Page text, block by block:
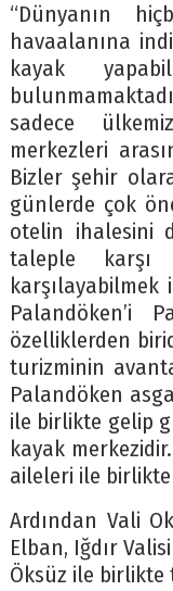
“Dünyanın
havaalanına
kayak
sadece
merkezleri
Bizler şehir
günlerde çok
otelin ihalesini
taleple karşı
karşılayabilmek
Palandöken’i
özelliklerden
turizminin
Palandöken
ile birlikte gelip
kayak
aileleri ile birlikte
Ardından Vali
Elban, Iğdır
Öksüz ile birlikte